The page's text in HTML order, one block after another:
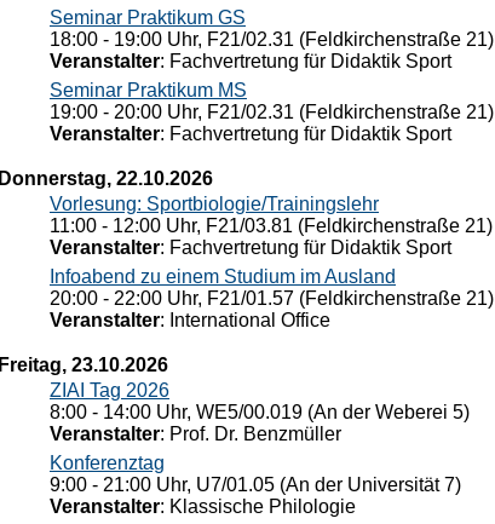
Seminar Praktikum GS
18:00 - 19:00 Uhr, F21/02.31 (Feldkirchenstraße 21)
Veranstalter: Fachvertretung für Didaktik Sport
Seminar Praktikum MS
19:00 - 20:00 Uhr, F21/02.31 (Feldkirchenstraße 21)
Veranstalter: Fachvertretung für Didaktik Sport
Donnerstag, 22.10.2026
Vorlesung: Sportbiologie/Trainingslehr
11:00 - 12:00 Uhr, F21/03.81 (Feldkirchenstraße 21)
Veranstalter: Fachvertretung für Didaktik Sport
Infoabend zu einem Studium im Ausland
20:00 - 22:00 Uhr, F21/01.57 (Feldkirchenstraße 21)
Veranstalter: International Office
Freitag, 23.10.2026
ZIAI Tag 2026
8:00 - 14:00 Uhr, WE5/00.019 (An der Weberei 5)
Veranstalter: Prof. Dr. Benzmüller
Konferenztag
9:00 - 21:00 Uhr, U7/01.05 (An der Universität 7)
Veranstalter: Klassische Philologie